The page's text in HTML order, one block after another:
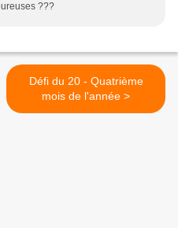
???
Défi du 20 - Quatrième
mois de l'année >